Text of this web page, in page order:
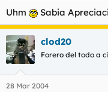
Uhm Sabia
clod20
Forero del todo a
28 Mar 2004